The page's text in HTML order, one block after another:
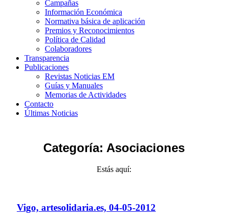
Campañas
Información Económica
Normativa básica de aplicación
Premios y Reconocimientos
Política de Calidad
Colaboradores
Transparencia
Publicaciones
Revistas Noticias EM
Guías y Manuales
Memorias de Actividades
Contacto
Últimas Noticias
Categoría: Asociaciones
Estás aquí:
Vigo, artesolidaria.es, 04-05-2012